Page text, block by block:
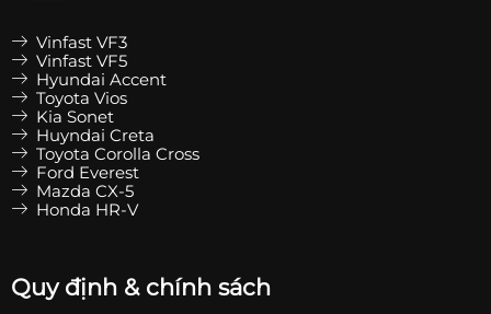
Vinfast VF3
Vinfast VF5
Hyundai Accent
Toyota Vios
Kia Sonet
Huyndai Creta
Toyota Corolla Cross
Ford Everest
Mazda CX-5
Honda HR-V
Quy định & chính sách